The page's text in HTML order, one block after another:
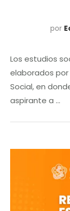
por
Los estudios
elaborados
Social, en
aspirante a …